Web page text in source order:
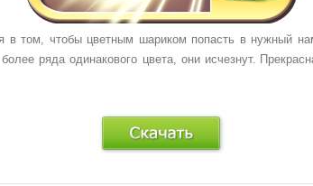
в том, чтобы цветным шариком попасть в нужный
ряда одинакового цвета, они исчезнут.